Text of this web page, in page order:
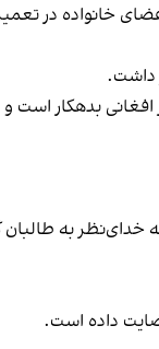
خانواده در
گرفت خانه خدای‌نظر را ترک کند. اما به گفته نزدیکان صدیقه،
خدای‌نظر به
داده است.